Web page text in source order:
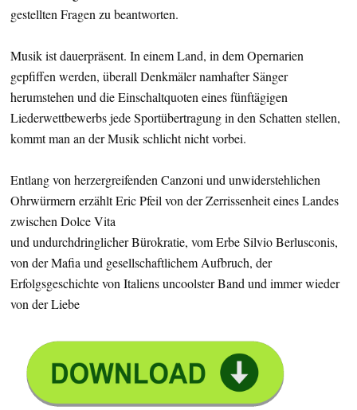
gestellten Fragen zu beantworten.
Musik ist dauerpräsent. In einem Land, in dem Opernarien
gepfiffen werden, überall Denkmäler namhafter Sänger
herumstehen und die Einschaltquoten eines fünftägigen
Liederwettbewerbs jede Sportübertragung in den Schatten stellen,
kommt man an der Musik schlicht nicht vorbei.
Entlang von herzergreifenden Canzoni und unwiderstehlichen
Ohrwürmern erzählt Eric Pfeil von der Zerrissenheit eines Landes
zwischen Dolce Vita
und undurchdringlicher Bürokratie, vom Erbe Silvio Berlusconis,
von der Mafia und gesellschaftlichem Aufbruch, der
Erfolgsgeschichte von Italiens uncoolster Band und immer wieder
von der Liebe